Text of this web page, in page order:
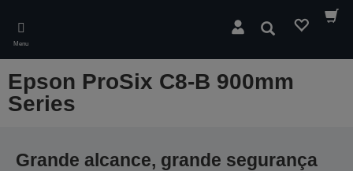
main
content
Menu
Pesquisar
Epson ProSix C8-B 900mm
Series
Grande alcance, grande segurança